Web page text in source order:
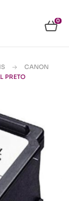
0
CANON
PRETO